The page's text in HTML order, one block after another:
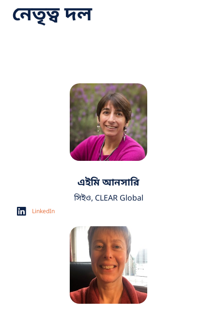
নেতৃত্ব দল
এইমি আনসারি
সিইও, CLEAR Global
LinkedIn